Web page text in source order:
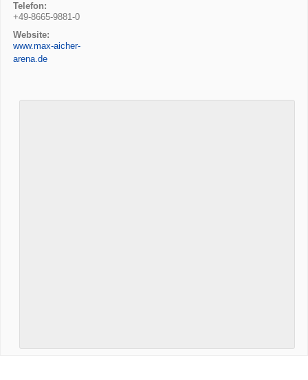
Telefon:
+49-8665-9881-0
Website:
www.max-aicher-
arena.de